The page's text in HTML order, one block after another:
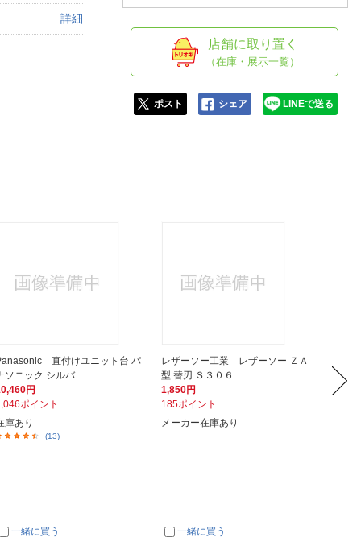
詳細
店舗に取り置く
（在庫・展示一覧）
ポスト シェア LINEで送る
直付けユニット台 パ
ソニック シルバ...
円
ポイント
庫あり
(13)
一緒に買う
レザーソー工業 レザーソー ＺＡ
型 替刃 Ｓ３０６
1,850円
185ポイント
メーカー在庫あり
一緒に買う
5
736円